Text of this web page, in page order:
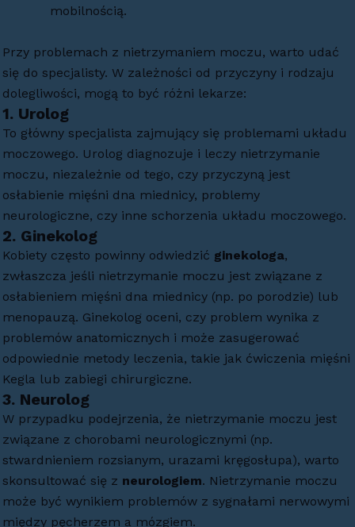
mobilnością.
Przy problemach z nietrzymaniem moczu, warto udać
się do specjalisty. W zależności od przyczyny i rodzaju
dolegliwości, mogą to być różni lekarze:
1. Urolog
To główny specjalista zajmujący się problemami układu
moczowego. Urolog diagnozuje i leczy nietrzymanie
moczu, niezależnie od tego, czy przyczyną jest
osłabienie mięśni dna miednicy, problemy
neurologiczne, czy inne schorzenia układu moczowego.
2. Ginekolog
Kobiety często powinny odwiedzić ginekologa,
zwłaszcza jeśli nietrzymanie moczu jest związane z
osłabieniem mięśni dna miednicy (np. po porodzie) lub
menopauzą. Ginekolog oceni, czy problem wynika z
problemów anatomicznych i może zasugerować
odpowiednie metody leczenia, takie jak ćwiczenia mięśni
Kegla lub zabiegi chirurgiczne.
3. Neurolog
W przypadku podejrzenia, że nietrzymanie moczu jest
związane z chorobami neurologicznymi (np.
stwardnieniem rozsianym, urazami kręgosłupa), warto
skonsultować się z neurologiem. Nietrzymanie moczu
może być wynikiem problemów z sygnałami nerwowymi
między pęcherzem a mózgiem.